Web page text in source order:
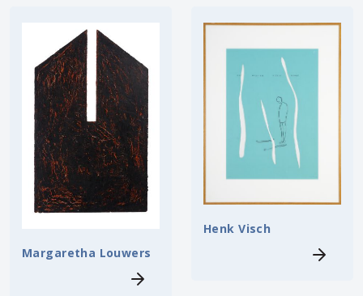
Margaretha Louwers
Henk Visch